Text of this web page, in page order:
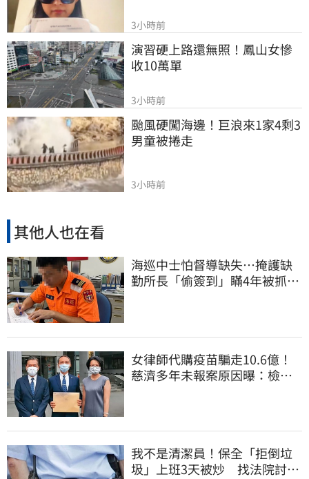
3小時前
演習硬上路還無照！鳳山女慘
收10萬單
3小時前
颱風硬闖海邊！巨浪來1家4剩3
男童被捲走
3小時前
其他人也在看
海巡中士怕督導缺失…掩護缺
勤所長「偷簽到」瞞4年被抓
女律師代購疫苗騙走10.6億！
慈濟多年未報案原因曝：檢警
我不是清潔員！保全「拒倒垃
圾」上班3天被炒 找法院討公